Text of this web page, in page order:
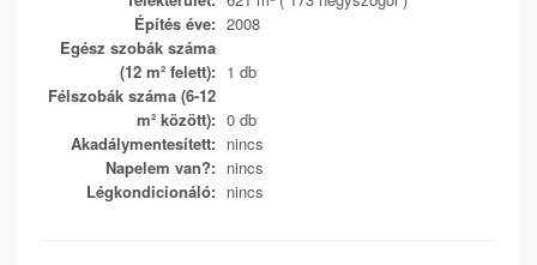
Építés éve: 2008
Egész szobák száma
(12 m² felett): 1 db
Félszobák száma (6-12
m² között): 0 db
Akadálymentesített: nincs
Napelem van?: nincs
Légkondicionáló: nincs